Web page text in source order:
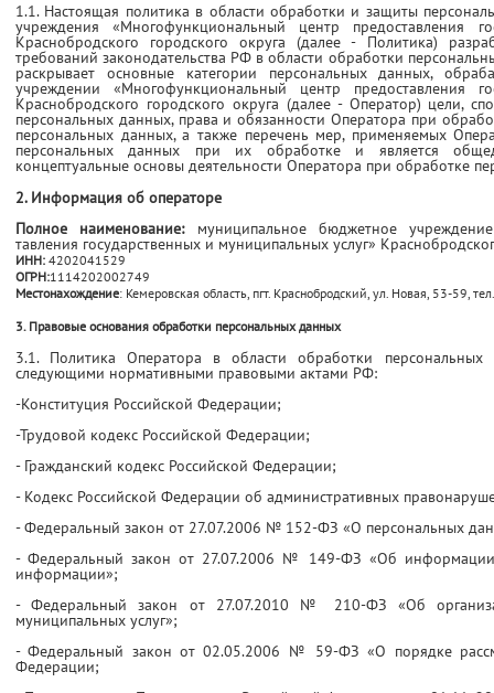
1.1. Настоящая политика в области обработки и защиты
учреждения «Многофункциональный центр предос­тавления
Краснобродского городского округа (далее - Политика)
требований законодательства РФ в области обработки
раскрывает основные категории персональных данных,
учреждении «Многофункциональный центр предос­тавления
Краснобродского городского округа (далее - Оператор) цели,
персональных данных, права и обязанности Оператора при
персональных данных, а также перечень мер, применяемых
персональных данных при их обработке и является
концептуальные основы деятельности Оператора при обработке
2. Информация об операторе
Полное наименование:муниципальное бюджетное
тавления государственных и муниципальных услуг»
ИНН: 4202041529
ОГРН:1114202002749
Местонахождение: Кемеровская область, пгт. Краснобродский, ул. Новая, 53-59,
3. Правовые основания обработки персональных данных
3.1. Политика Оператора в области обработки персональных
следующими нормативными правовыми актами РФ:
-Конституция Российской Федерации;
-Трудовой кодекс Российской Федерации;
- Гражданский кодекс Российской Федерации;
- Кодекс Российской Федерации об административных
- Федеральный закон от 27.07.2006 № 152-ФЗ «О персональных
- Федеральный закон от 27.07.2006 № 149-ФЗ «Об
информации»;
- Федеральный закон от 27.07.2010 № 210-ФЗ «Об
муниципальных услуг»;
- Федеральный закон от 02.05.2006 № 59-ФЗ «О порядке
Федерации;